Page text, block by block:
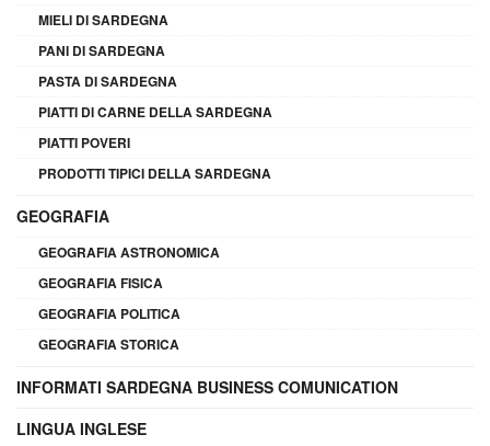
MIELI DI SARDEGNA
PANI DI SARDEGNA
PASTA DI SARDEGNA
PIATTI DI CARNE DELLA SARDEGNA
PIATTI POVERI
PRODOTTI TIPICI DELLA SARDEGNA
GEOGRAFIA
GEOGRAFIA ASTRONOMICA
GEOGRAFIA FISICA
GEOGRAFIA POLITICA
GEOGRAFIA STORICA
INFORMATI SARDEGNA BUSINESS COMUNICATION
LINGUA INGLESE